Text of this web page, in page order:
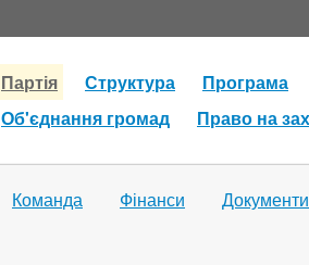
Партія Структура
Програма
Об'єднання громад
Право на
Команда Фінанси Документи